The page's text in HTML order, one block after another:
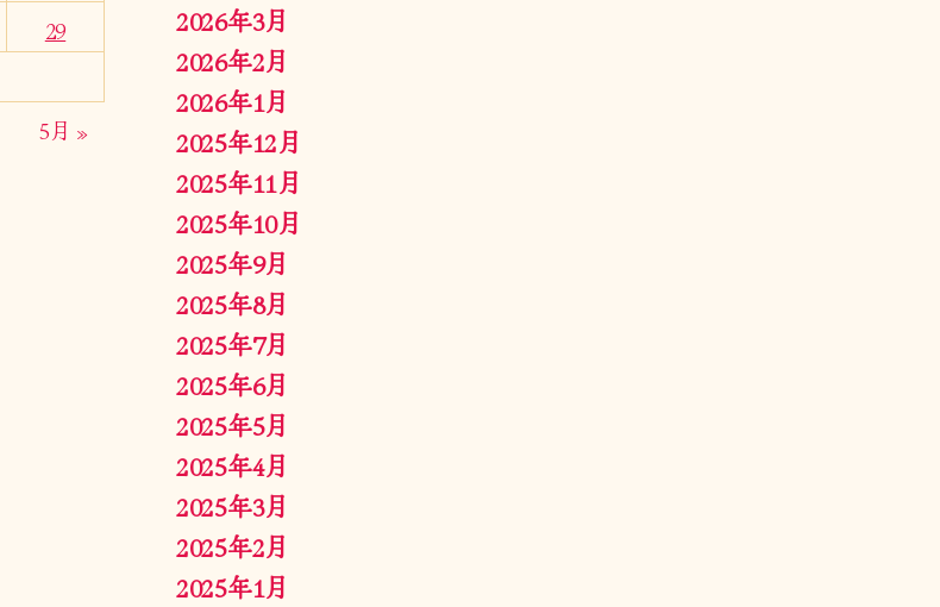
29
5月 »
2026年3月
2026年2月
2026年1月
2025年12月
2025年11月
2025年10月
2025年9月
2025年8月
2025年7月
2025年6月
2025年5月
2025年4月
2025年3月
2025年2月
2025年1月